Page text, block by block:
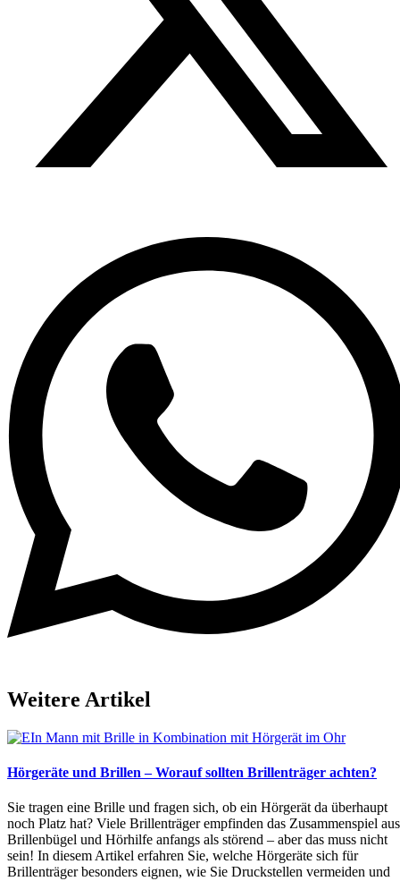
Weitere Artikel
Hörgeräte und Brillen – Worauf sollten Brillenträger achten?
Sie tragen eine Brille und fragen sich, ob ein Hörgerät da überhaupt
noch Platz hat? Viele Brillenträger empfinden das Zusammenspiel aus
Brillenbügel und Hörhilfe anfangs als störend – aber das muss nicht
sein! In diesem Artikel erfahren Sie, welche Hörgeräte sich für
Brillenträger besonders eignen, wie Sie Druckstellen vermeiden und